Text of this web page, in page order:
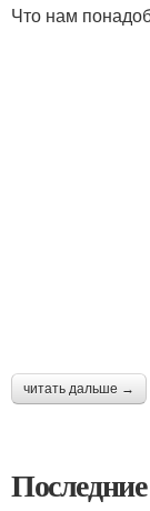
Что нам
читать дальше →